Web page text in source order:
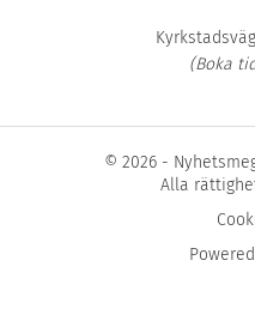
(Boka
© 2026 -
Alla